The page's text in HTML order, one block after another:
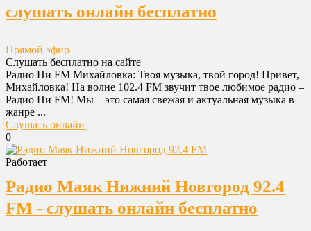
слушать онлайн бесплатно
Прямой эфир
Слушать бесплатно на сайте
Радио Пи FM Михайловка: Твоя музыка, твой город! Привет,
Михайловка! На волне 102.4 FM звучит твое любимое радио –
Радио Пи FM! Мы – это самая свежая и актуальная музыка в
жанре ...
Слушать онлайн
0
Работает
Радио Маяк Нижний Новгород 92.4
FM - слушать онлайн бесплатно